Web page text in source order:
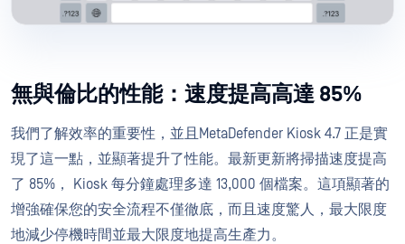
無與倫比的性能：速度提高高達 85%
我們了解效率的重要性，並且MetaDefender Kiosk 4.7 正是實
現了這一點，並顯著提升了性能。最新更新將掃描速度提高
了 85%， Kiosk 每分鐘處理多達 13,000 個檔案。這項顯著的
增強確保您的安全流程不僅徹底，而且速度驚人，最大限度
地減少停機時間並最大限度地提高生產力。